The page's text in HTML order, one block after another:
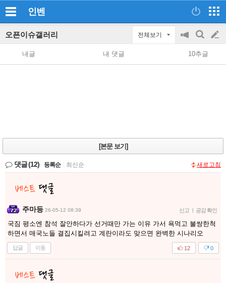
인벤
오픈이슈갤러리 전체보기
공
지
on/off
검
색
글
쓰
내글 내 댓글 10추글
[본문 보기]
댓글(12) 등록순 최신순 새로고침
주마등 26-05-12 08:39 신고 | 공감 확인
국짐 평소엔 참석 잘안하다가 선거때만 가는 이유 가서 욕먹고 불쌍한척
하면서 매국노들 결집시킬려고 계란이라도 맞으면 완벽한 시나리오
답글 이동 0
12